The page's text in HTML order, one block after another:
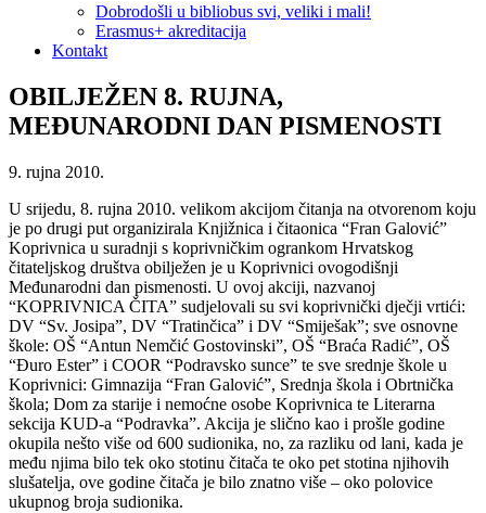
Dobrodošli u bibliobus svi, veliki i mali!
Erasmus+ akreditacija
Kontakt
OBILJEŽEN 8. RUJNA,
MEĐUNARODNI DAN PISMENOSTI
9. rujna 2010.
U srijedu, 8. rujna 2010. velikom akcijom čitanja na otvorenom koju
je po drugi put organizirala Knjižnica i čitaonica “Fran Galović”
Koprivnica u suradnji s koprivničkim ogrankom Hrvatskog
čitateljskog društva obilježen je u Koprivnici ovogodišnji
Međunarodni dan pismenosti. U ovoj akciji, nazvanoj
“KOPRIVNICA ČITA” sudjelovali su svi koprivnički dječji vrtići:
DV “Sv. Josipa”, DV “Tratinčica” i DV “Smiješak”; sve osnovne
škole: OŠ “Antun Nemčić Gostovinski”, OŠ “Braća Radić”, OŠ
“Đuro Ester” i COOR “Podravsko sunce” te sve srednje škole u
Koprivnici: Gimnazija “Fran Galović”, Srednja škola i Obrtnička
škola; Dom za starije i nemoćne osobe Koprivnica te Literarna
sekcija KUD-a “Podravka”. Akcija je slično kao i prošle godine
okupila nešto više od 600 sudionika, no, za razliku od lani, kada je
među njima bilo tek oko stotinu čitača te oko pet stotina njihovih
slušatelja, ove godine čitača je bilo znatno više – oko polovice
ukupnog broja sudionika.